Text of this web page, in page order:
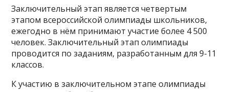
Заключительный этап является четвертым
этапом всероссийской олимпиады школьников,
ежегодно в нём принимают участие более 4 500
человек. Заключительный этап олимпиады
проводится по заданиям, разработанным для 9-11
классов.
К участию в заключительном этапе олимпиады